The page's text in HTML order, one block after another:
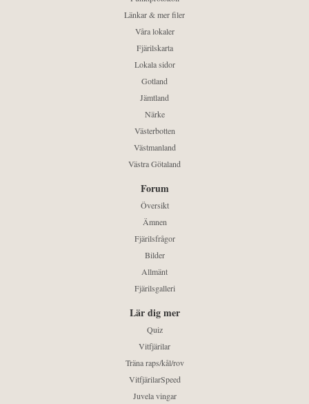
Länkar & mer filer
Våra lokaler
Fjärilskarta
Lokala sidor
Gotland
Jämtland
Närke
Västerbotten
Västmanland
Västra Götaland
Forum
Översikt
Ämnen
Fjärilsfrågor
Bilder
Allmänt
Fjärilsgalleri
Lär dig mer
Quiz
Vitfjärilar
Träna raps/kål/rov
VitfjärilarSpeed
Juvela vingar